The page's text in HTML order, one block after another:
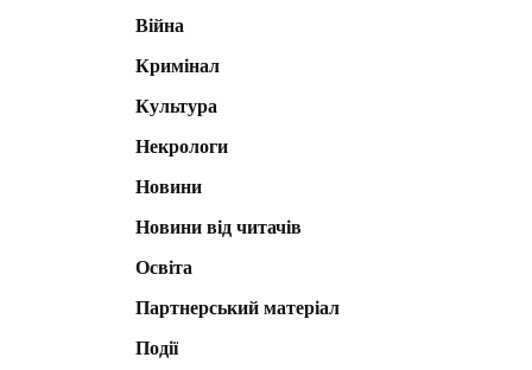
Війна
Кримінал
Культура
Некрологи
Новини
Новини від читачів
Освіта
Партнерський матеріал
Події